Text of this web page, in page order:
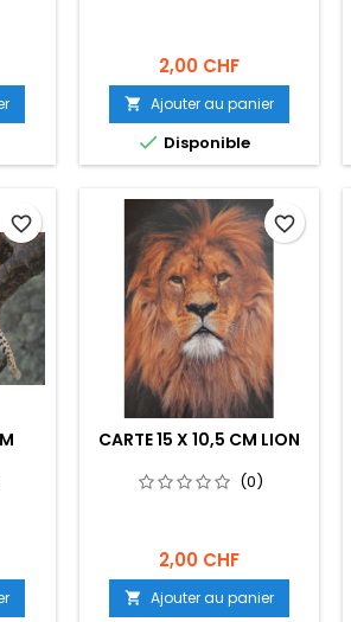
2,00 CHF
 Ajouter au panier
 Disponible
favorite_border
CARTE 15 X 10,5 CM LION
(0)
2,00 CHF
 Ajouter au panier
favorite_border